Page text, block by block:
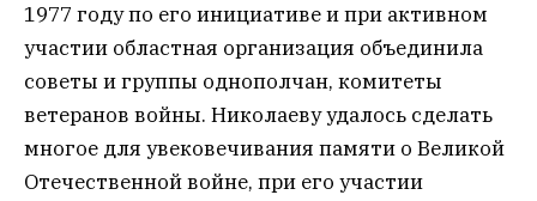
1977 году по его инициативе и при активном
участии областная организация объединила
советы и группы однополчан, комитеты
ветеранов войны. Николаеву удалось сделать
многое для увековечивания памяти о Великой
Отечественной войне, при его участии